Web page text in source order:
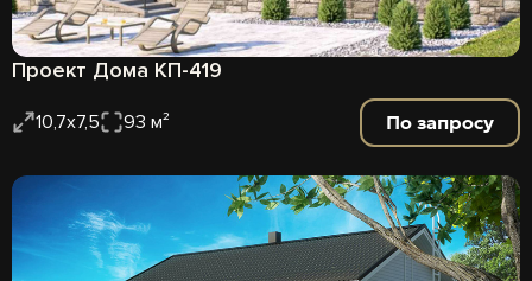
Проект Дома КП-419
10,7х7,5 93 м² По запросу